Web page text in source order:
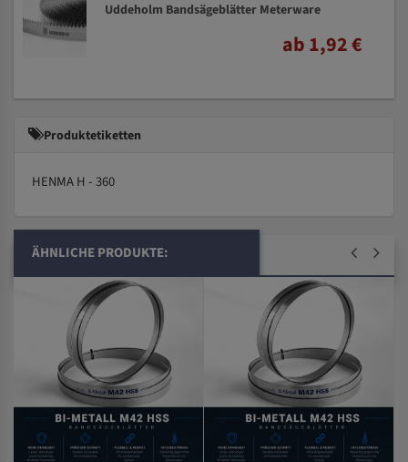
Uddeholm Bandsägeblätter Meterware
ab 1,92 €
Produktetiketten
HENMA H - 360
ÄHNLICHE PRODUKTE: